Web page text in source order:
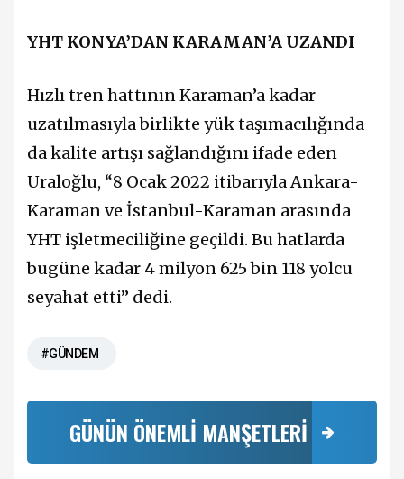
YHT KONYA’DAN KARAMAN’A UZANDI
Hızlı tren hattının Karaman’a kadar
uzatılmasıyla birlikte yük taşımacılığında
da kalite artışı sağlandığını ifade eden
Uraloğlu, “8 Ocak 2022 itibarıyla Ankara-
Karaman ve İstanbul-Karaman arasında
YHT işletmeciliğine geçildi. Bu hatlarda
bugüne kadar 4 milyon 625 bin 118 yolcu
seyahat etti” dedi.
#GÜNDEM
GÜNÜN ÖNEMLİ MANŞETLERİ